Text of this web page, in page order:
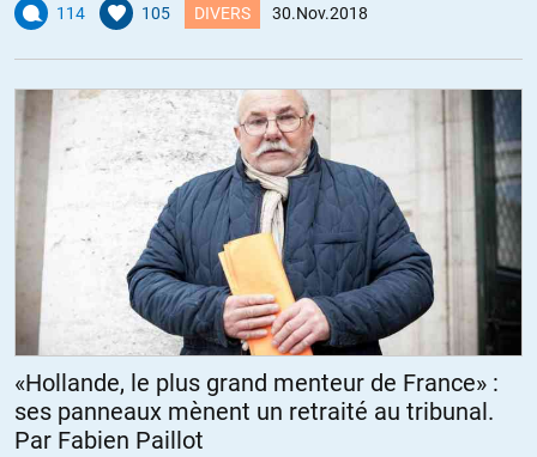
114 105 DIVERS 30.Nov.2018
«Hollande, le plus grand menteur de France» :
ses panneaux mènent un retraité au tribunal.
Par Fabien Paillot